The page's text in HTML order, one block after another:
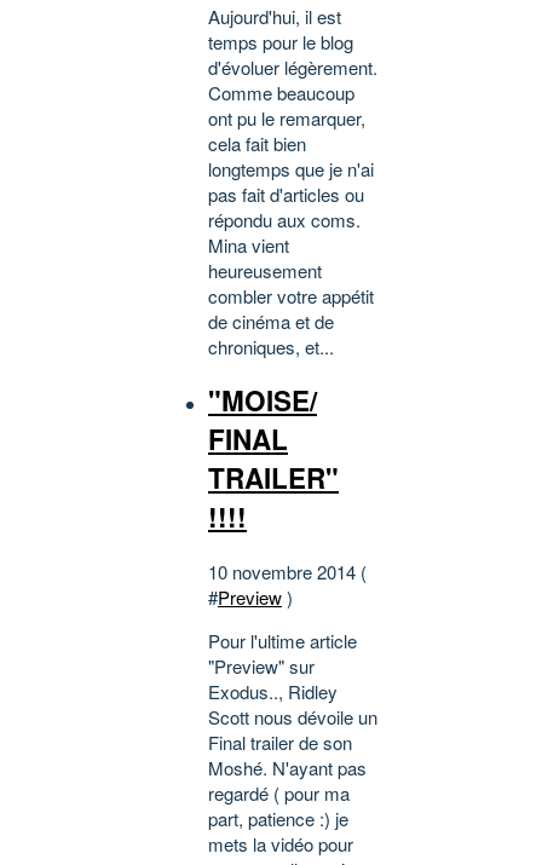
Aujourd'hui, il est
temps pour le blog
d'évoluer légèrement.
Comme beaucoup
ont pu le remarquer,
cela fait bien
longtemps que je n'ai
pas fait d'articles ou
répondu aux coms.
Mina vient
heureusement
combler votre appétit
de cinéma et de
chroniques, et...
"MOISE/
FINAL
TRAILER"
!!!!
10 novembre 2014 (
#Preview)
Pour l'ultime article
"Preview" sur
Exodus.., Ridley
Scott nous dévoile un
Final trailer de son
Moshé. N'ayant pas
regardé ( pour ma
part, patience :) je
mets la vidéo pour